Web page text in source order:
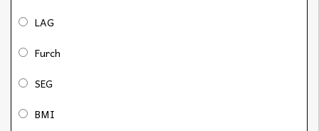
LAG
Furch
SEG
BMI